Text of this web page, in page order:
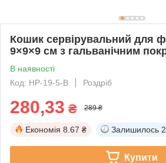
Кошик сервірувальний для
9×9×9 см з гальванічним
В наявності
Код: HP-19-5-B
Роздріб
280,33 ₴ 289 ₴
Економія 8.67 ₴ Залишилось
Купити